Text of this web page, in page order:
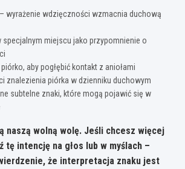
wyrażenie wdzięczności wzmacnia duchową
miejscu jako przypomnienie o
aby pogłębić kontakt z aniołami
znalezienia piórka w dzienniku duchowym
subtelne znaki, które mogą pojawić się w
naszą wolną wolę. Jeśli chcesz więcej
tę intencję na głos lub w myślach –
że interpretacja znaku jest